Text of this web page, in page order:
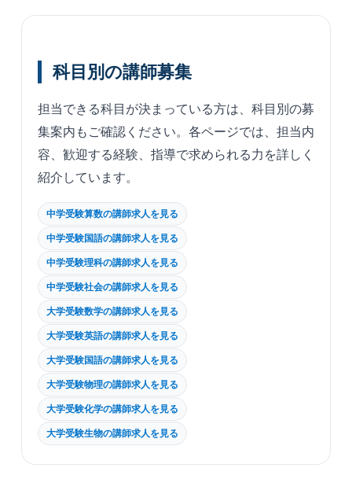
科目別の講師募集
担当できる科目が決まっている方は、科目別の募
集案内もご確認ください。各ページでは、担当内
容、歓迎する経験、指導で求められる力を詳しく
紹介しています。
中学受験算数の講師求人を見る
中学受験国語の講師求人を見る
中学受験理科の講師求人を見る
中学受験社会の講師求人を見る
大学受験数学の講師求人を見る
大学受験英語の講師求人を見る
大学受験国語の講師求人を見る
大学受験物理の講師求人を見る
大学受験化学の講師求人を見る
大学受験生物の講師求人を見る